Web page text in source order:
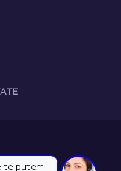
te putem